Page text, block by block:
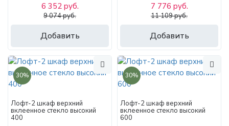
Добавить
6 352 руб.
9 074 руб.
Добавить
7 776 руб.
11 109 руб.
30%
Лофт-2 шкаф верхний
вклеенное стекло высокий
400
30%
Лофт-2 шкаф верхний
вклеенное стекло высокий
600